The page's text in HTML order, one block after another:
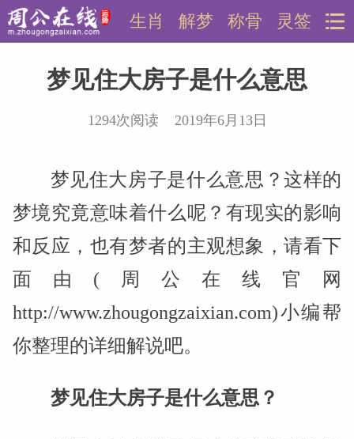
灵签
称骨
解梦
生肖
梦见住大房子是什么意思
1294次阅读 2019年6月13日
梦见住大房子是什么意思？这样的
梦境究竟意味着什么呢？有现实的影响
和反应，也有梦者的主观想象，请看下
面由(周公在线官网
http://www.zhougongzaixian.com)小编帮
你整理的详细解说吧。
梦见住大房子是什么意思？